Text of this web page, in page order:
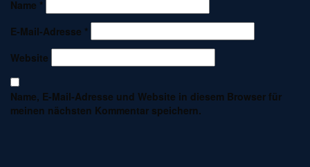
Name *
E-Mail-Adresse *
Website
Name, E-Mail-Adresse und Website in diesem Browser für
meinen nächsten Kommentar speichern.